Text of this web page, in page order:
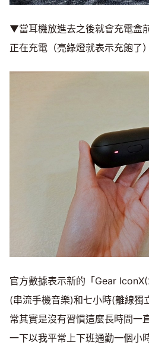
▼當耳機放進去之後就會充電盒
正在充電（亮綠燈就表示充飽了）
官方數據表示新的「Gear
(串流手機音樂)和七小時(離線獨
常其實是沒有習慣這麼長時間一
一下以我平常上下班通勤一個小